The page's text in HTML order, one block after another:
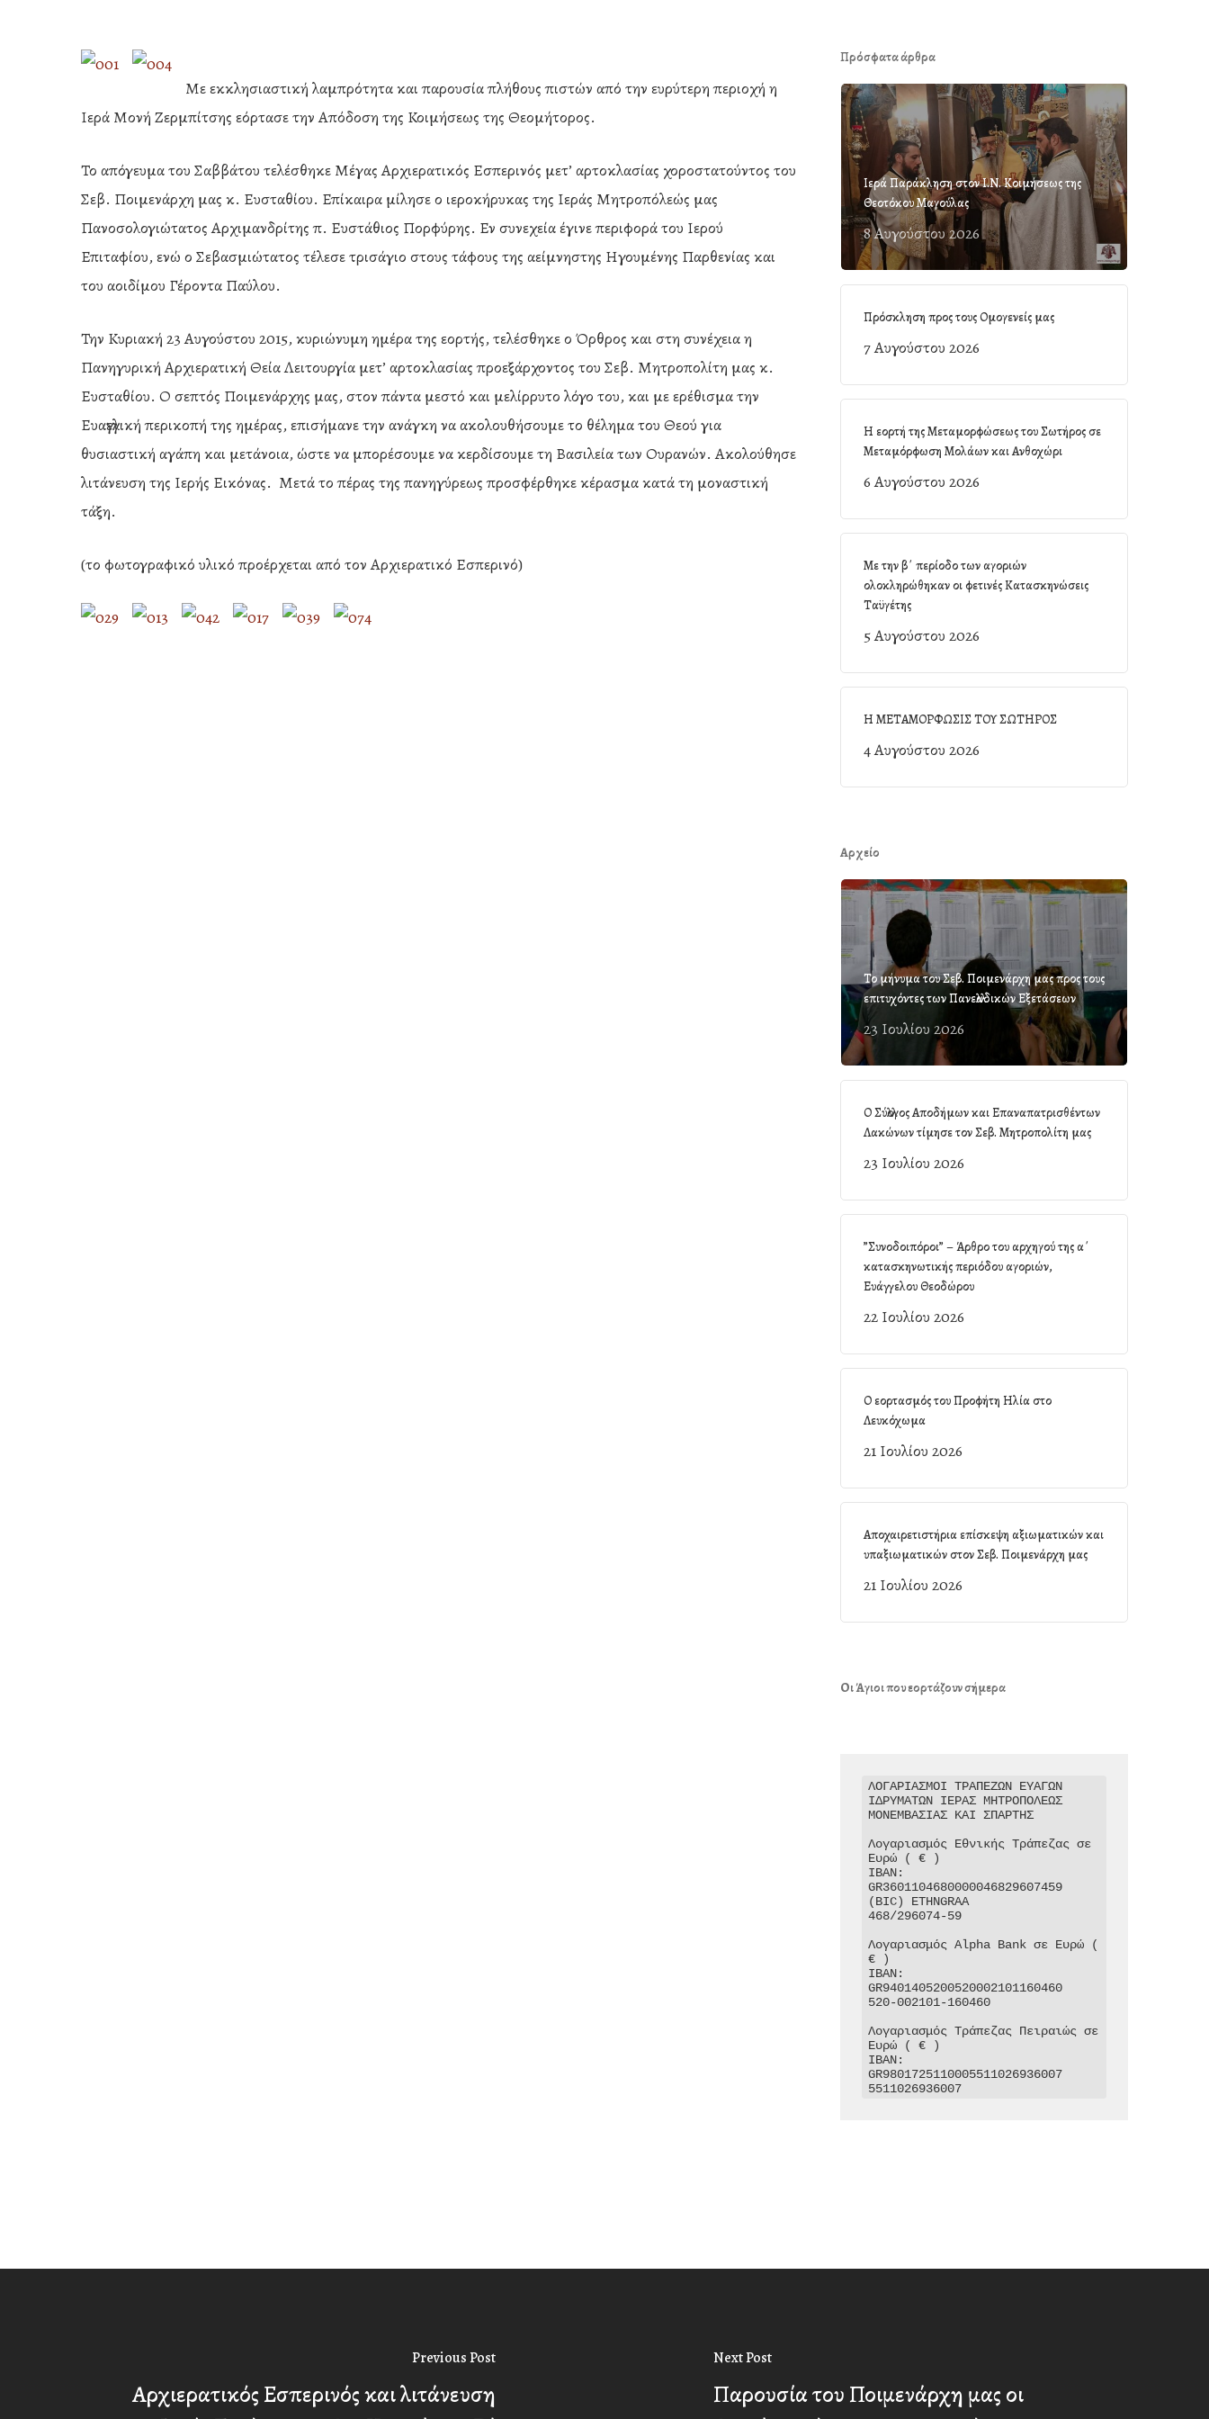
Hit enter to search or ESC to close
Με εκκλησιαστική λαμπρότητα και παρουσία πλήθους πιστών από την ευρύτερη περιοχή η
Ιερά Μονή Ζερμπίτσης εόρτασε την Απόδοση της Κοιμήσεως της Θεομήτορος.
Το απόγευμα του Σαββάτου τελέσθηκε Μέγας Αρχιερατικός Εσπερινός μετ’ αρτοκλασίας χοροστατούντος του
Σεβ. Ποιμενάρχη μας κ. Ευσταθίου. Επίκαιρα μίλησε ο ιεροκήρυκας της Ιεράς Μητροπόλεώς μας
Πανοσολογιώτατος Αρχιμανδρίτης π. Ευστάθιος Πορφύρης. Εν συνεχεία έγινε περιφορά του Ιερού
Επιταφίου, ενώ ο Σεβασμιώτατος τέλεσε τρισάγιο στους τάφους της αείμνηστης Ηγουμένης Παρθενίας και
του αοιδίμου Γέροντα Παύλου.
Την Κυριακή 23 Αυγούστου 2015, κυριώνυμη ημέρα της εορτής, τελέσθηκε ο Όρθρος και στη συνέχεια η
Πανηγυρική Αρχιερατική Θεία Λειτουργία μετ’ αρτοκλασίας προεξάρχοντος του Σεβ. Μητροπολίτη μας κ.
Ευσταθίου. Ο σεπτός Ποιμενάρχης μας, στον πάντα μεστό και μελίρρυτο λόγο του, και με ερέθισμα την
Ευαγγελική περικοπή της ημέρας, επισήμανε την ανάγκη να ακολουθήσουμε το θέλημα του Θεού για
θυσιαστική αγάπη και μετάνοια, ώστε να μπορέσουμε να κερδίσουμε τη Βασιλεία των Ουρανών. Ακολούθησε
λιτάνευση της Ιερής Εικόνας. Μετά το πέρας της πανηγύρεως προσφέρθηκε κέρασμα κατά τη μοναστική
τάξη.
(το φωτογραφικό υλικό προέρχεται από τον Αρχιερατικό Εσπερινό)
Πρόσφατα άρθρα
Ιερά Παράκληση στον Ι.Ν. Κοιμήσεως της
Θεοτόκου Μαγούλας
8 Αυγούστου 2026
Πρόσκληση προς τους Ομογενείς μας
7 Αυγούστου 2026
Η εορτή της Μεταμορφώσεως του Σωτήρος σε
Μεταμόρφωση Μολάων και Ανθοχώρι
6 Αυγούστου 2026
Με την β΄ περίοδο των αγοριών
ολοκληρώθηκαν οι φετινές Κατασκηνώσεις
Ταϋγέτης
5 Αυγούστου 2026
Η ΜΕΤΑΜΟΡΦΩΣΙΣ ΤΟΥ ΣΩΤΗΡΟΣ
4 Αυγούστου 2026
Αρχείο
Το μήνυμα του Σεβ. Ποιμενάρχη μας προς τους
επιτυχόντες των Πανελλαδικών Εξετάσεων
23 Ιουλίου 2026
Ο Σύλλογος Αποδήμων και Επαναπατρισθέντων
Λακώνων τίμησε τον Σεβ. Μητροπολίτη μας
23 Ιουλίου 2026
”Συνοδοιπόροι” – Άρθρο του αρχηγού της α΄
κατασκηνωτικής περιόδου αγοριών,
Ευάγγελου Θεοδώρου
22 Ιουλίου 2026
Ο εορτασμός του Προφήτη Ηλία στο
Λευκόχωμα
21 Ιουλίου 2026
Αποχαιρετιστήρια επίσκεψη αξιωματικών και
υπαξιωματικών στον Σεβ. Ποιμενάρχη μας
21 Ιουλίου 2026
Οι Άγιοι που εορτάζουν σήμερα
ΛΟΓΑΡΙΑΣΜΟΙ ΤΡΑΠΕΖΩΝ ΕΥΑΓΩΝ
ΙΔΡΥΜΑΤΩΝ ΙΕΡΑΣ ΜΗΤΡΟΠΟΛΕΩΣ
ΜΟΝΕΜΒΑΣΙΑΣ ΚΑΙ ΣΠΑΡΤΗΣ
Λογαριασμός Εθνικής Τράπεζας σε
Ευρώ ( € )
IBAN:
GR3601104680000046829607459
(BIC) ETHNGRAA
468/296074-59
Λογαριασμός Alpha Bank σε Ευρώ (
€ )
IBAN:
GR9401405200520002101160460
520-002101-160460
Λογαριασμός Τράπεζας Πειραιώς σε
Ευρώ ( € )
IBAN:
GR9801725110005511026936007
5511026936007
Previous Post
Αρχιερατικός Εσπερινός και λιτάνευση
Next Post
Παρουσία του Ποιμενάρχη μας οι